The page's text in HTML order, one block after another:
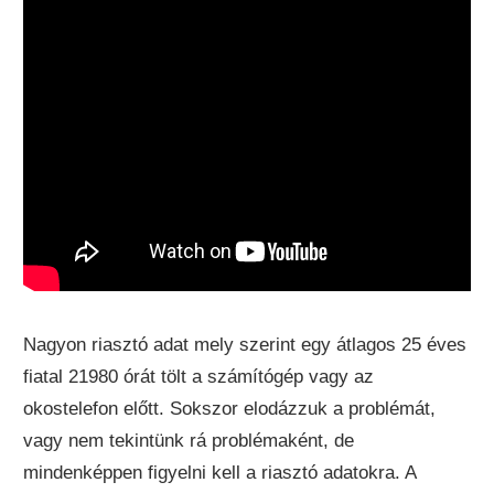
Nagyon riasztó adat mely szerint egy átlagos 25 éves
fiatal 21980 órát tölt a számítógép vagy az
okostelefon előtt. Sokszor elodázzuk a problémát,
vagy nem tekintünk rá problémaként, de
mindenképpen figyelni kell a riasztó adatokra. A